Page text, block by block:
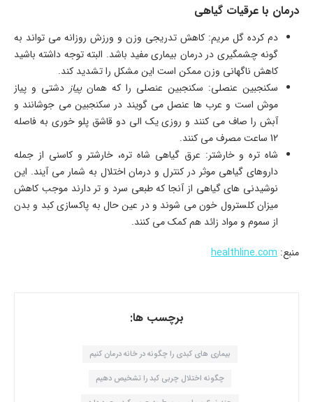
درمان با عرقیات گیاهی
دم کرده گل مریم: کاهش تدریجی وزن و ورزش روزانه می تواند به
گونه چشمگیری در درمان بیماری مفید باشد. البته توجه داشته باشید
کاهش ناگهانی وزن ممکن است این مشکل را تشدید کند.
سکنجبین عنصلی: سکنجبین عنصلی را که همانپیاز دشتی و پیاز
موش است و عرب ها عنصل می گویند در سکنجبین می جوشانند و
آبش را صاف می کنند و روزی یک الی دو قاشق پلو خوری به فاصله
12 ساعت مصرف می کنند.
شاه تره و خارشتر: عرق گیاهی شاه تره، خارشتر و کاسنی از جمله
داروهای گیاهی موثر در کنترل و درمان اختلال به شمار می آیند. این
نوشیدنی های گیاهی از آنجا که طبعی سرد و تر دارند موجب کاهش
میزان کلسترول خون می شوند و در عین حال به پاکسازی کبد و بدن
از سموم و مواد زائد هم کمک می کنند.
منبع: healthline.com
برچسب ها:
بیماری های کبدی را چگونه در خانه درمان کنیم
چگونه اختلال چربی کبد را تشخیص دهیم